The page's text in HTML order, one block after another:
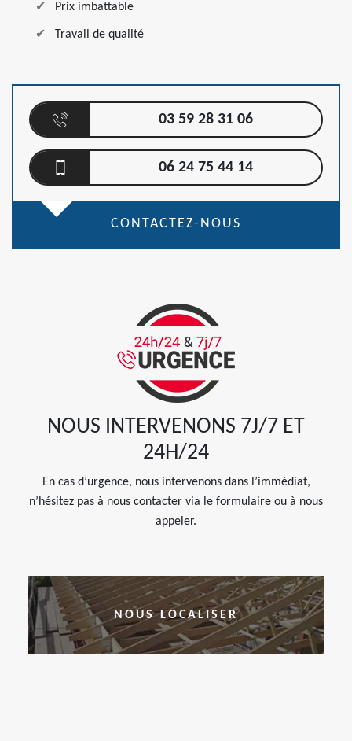
Prix imbattable
Travail de qualité
03 59 28 31 06
06 24 75 44 14
CONTACTEZ-NOUS
NOUS INTERVENONS 7J/7 ET
24H/24
En cas d’urgence, nous intervenons dans l’immédiat,
n’hésitez pas à nous contacter via le formulaire ou à nous
appeler.
NOUS LOCALISER